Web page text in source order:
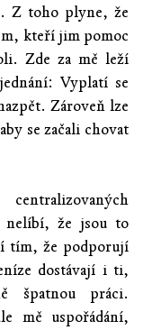
Z toho plyne, že
kteří jim pomoc
Zde za mě leží
Vyplatí se
Zároveň lze
se začali chovat
nelíbí, že jsou to
tím, že podporují
dostávají i ti,
špatnou práci.
mě uspořádání,